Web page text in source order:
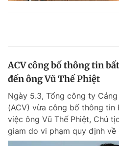
ACV công bố thông tin
đến ông Vũ Thế Phiệt
Ngày 5.3, Tổng công ty
(ACV) vừa công bố thông tin
việc ông Vũ Thế Phiệt, Chủ
giam do vi phạm quy định về